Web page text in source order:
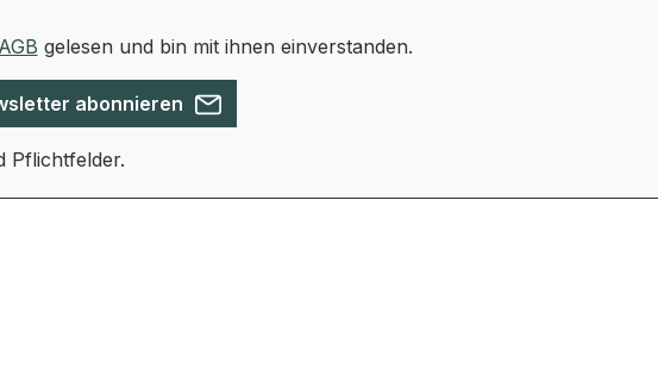
AGB gelesen und bin mit ihnen einverstanden.
abonnieren
Pflichtfelder.